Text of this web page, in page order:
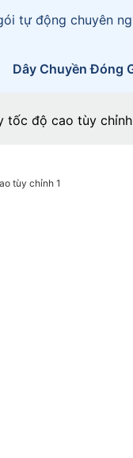
tự động chuyên
Dây Chuyền Đóng
tốc độ cao tùy chỉnh